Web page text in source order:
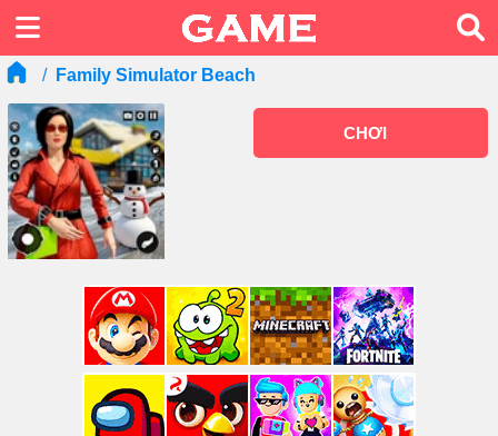
Family Simulator Beach
CHƠI